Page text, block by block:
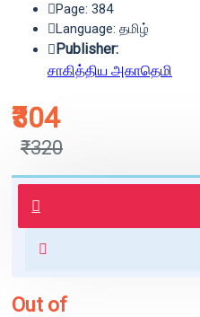
₹304
₹320
Page: 384
Language: தமிழ்
Publisher:
சாகித்திய அகாதெமி
புத்தகம் 3 - 7 நாட்களில் அனுப்பி
வைக்கப்படும்.
for orders above ₹1000 within
Out of